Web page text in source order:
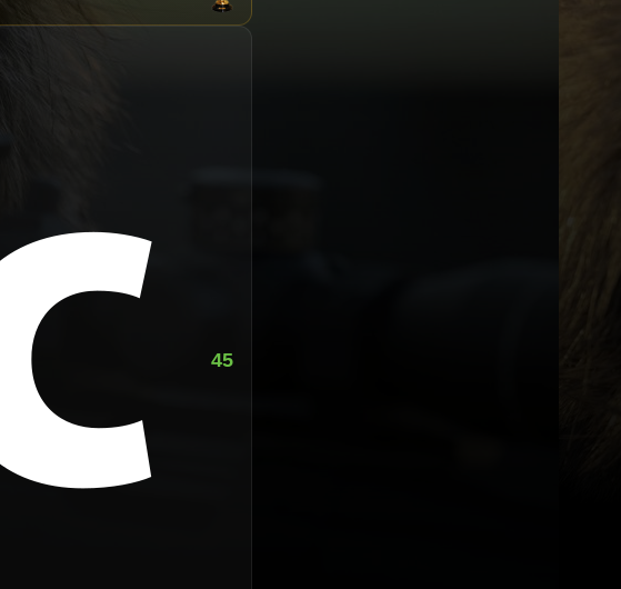
45